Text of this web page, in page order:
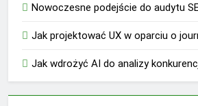
Nowoczesne podejście do audytu
Jak projektować UX w oparciu o
Jak wdrożyć AI do analizy